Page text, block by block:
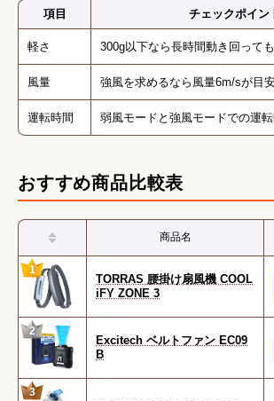
項目 チェックポイン
軽さ 300g以下なら長時間動き回って
風量 強風を求めるなら風量6m/sが目
運転時間 弱風モードと強風モードでの運
おすすめ商品比較表
商品名
1
TORRAS 腰掛け扇風機 COOL
iFY ZONE 3
2
Excitech ベルトファン EC09
B
3